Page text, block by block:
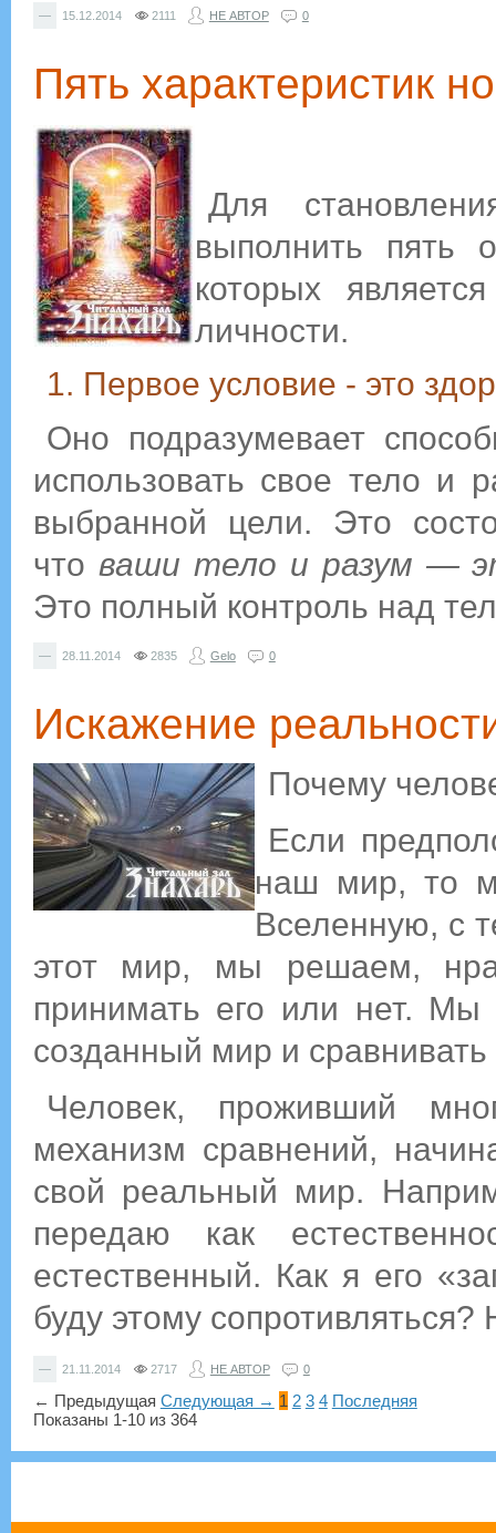
— 15.12.2014 2111 НЕ АВТОР 0
Пять характеристик
Для
выполнить пять
которых
личности.
1. Первое условие - это
Оно подразумевает
использовать свое тело и
выбранной цели. Это
что ваши тело и разум —
Это полный контроль над
— 28.11.2014 2835 Gelo 0
Искажение
Почему
Если
наш мир, то
Вселенную, с
этот мир, мы решаем,
принимать его или нет. Мы
созданный мир и сравнивать
Человек, проживший
механизм сравнений,
свой реальный мир.
передаю как
естественный. Как я его
буду этому сопротивляться?
— 21.11.2014 2717 НЕ АВТОР 0
← Предыдущая Следующая → 1 2 3 4 Последняя
Показаны 1-10 из 364